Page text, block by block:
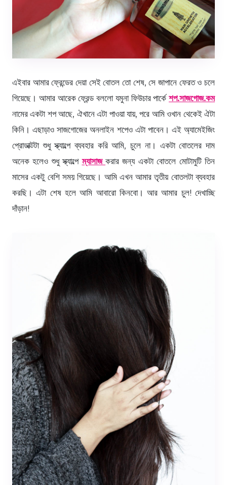
এইবার আমার ফ্রেন্ডের দেয়া সেই বোতল তো শেষ, সে জাপানে ফেরত ও চলে
গিয়েছে। আমার আরেক ফ্রেন্ড বললো যমুনা ফিউচার পার্কেশপ.সাজগোজ.কম
নামের একটা শপ আছে, ঐখানে এটা পাওয়া যায়, পরে আমি ওখান থেকেই ঐটা
কিনি। এছাড়াও সাজগোজের অনলাইন শপেও এটা পাবেন। এই অ্যামেইজিং
প্রোডাক্টটা শুধু স্ক্যাল্পে ব্যবহার করি আমি, চুলে না। একটা বোতলের দাম
অনেক হলেও শুধু স্ক্যাল্পেম্যাসাজ করার জন্য একটা বোতলে মোটামুটি তিন
মাসের একটু বেশি সময় গিয়েছে। আমি এখন আমার তৃতীয় বোতলটা ব্যবহার
করছি। এটা শেষ হলে আমি আবারো কিনবো। আর আমার চুল! দেখাচ্ছি
দাঁড়ান!